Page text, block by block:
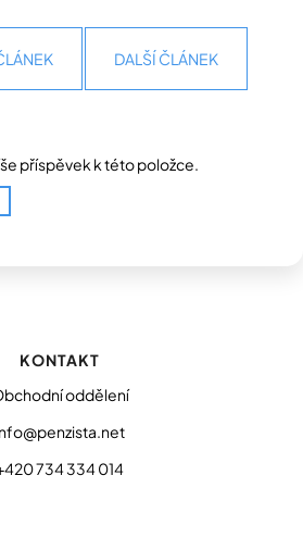
DALŠÍ ČLÁNEK
příspěvek k této položce.
KONTAKT
oddělení
734 334 014